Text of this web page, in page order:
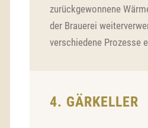
zurückgewonnene
der Brauerei
verschiedene Prozesse
4. GÄRKELLER